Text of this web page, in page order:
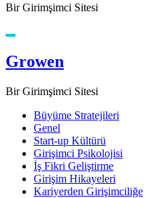
Bir Girimşimci Sitesi
Growen
Bir Girimşimci Sitesi
Büyüme Stratejileri
Genel
Start-up Kültürü
Girişimci Psikolojisi
İş Fikri Geliştirme
Girişim Hikayeleri
Kariyerden Girişimciliğe